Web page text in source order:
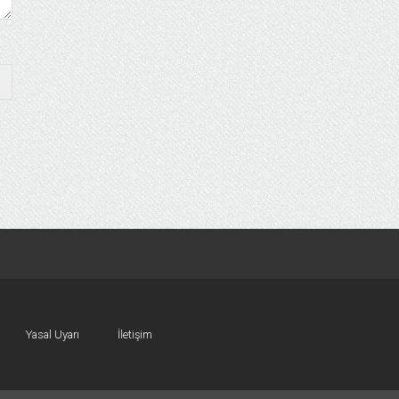
Yasal Uyarı İletişim